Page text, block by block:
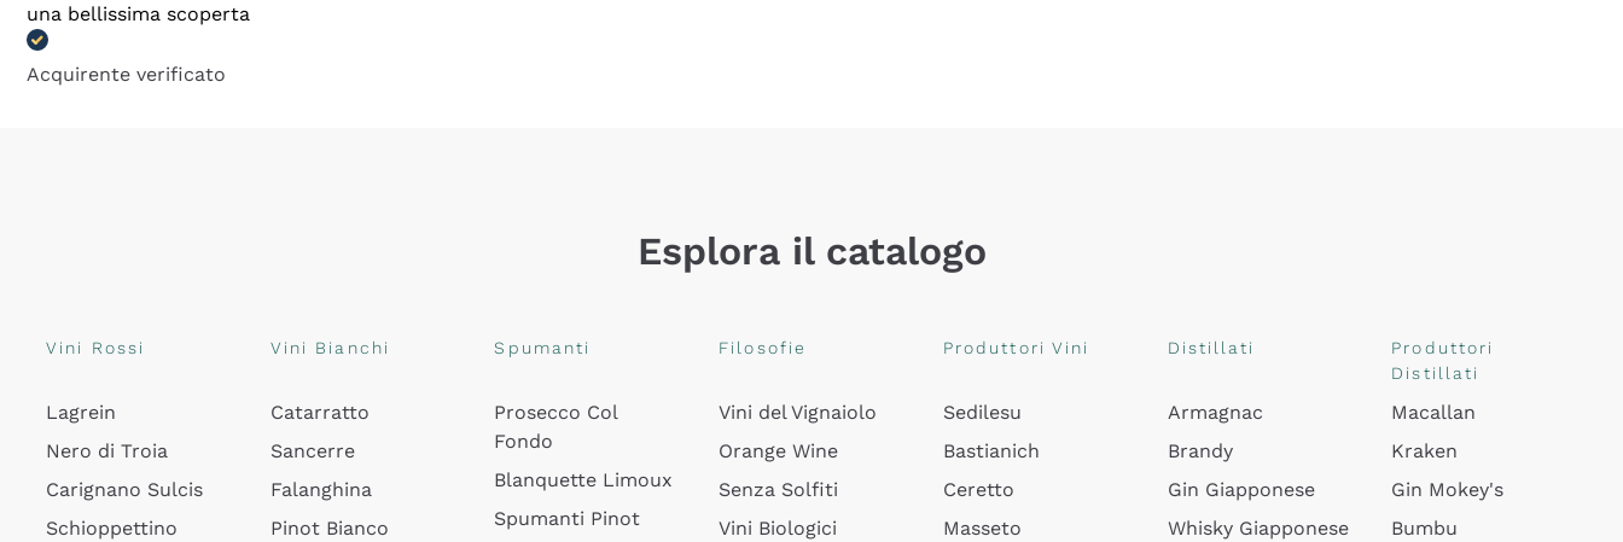
una bellissima scoperta
Acquirente verificato
Esplora il catalogo
Vini Rossi
Lagrein
Nero di Troia
Carignano Sulcis
Schioppettino
Vini Bianchi
Catarratto
Sancerre
Falanghina
Pinot Bianco
Spumanti
Prosecco Col
Fondo
Blanquette Limoux
Spumanti Pinot
Filosofie
Vini del Vignaiolo
Orange Wine
Senza Solfiti
Vini Biologici
Produttori Vini
Sedilesu
Bastianich
Ceretto
Masseto
Distillati
Armagnac
Brandy
Gin Giapponese
Whisky Giapponese
Produttori
Distillati
Macallan
Kraken
Gin Mokey's
Bumbu